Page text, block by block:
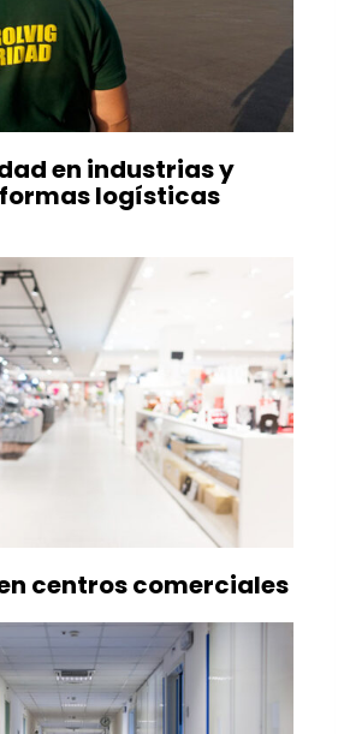
en industrias y
logísticas
centros comerciales